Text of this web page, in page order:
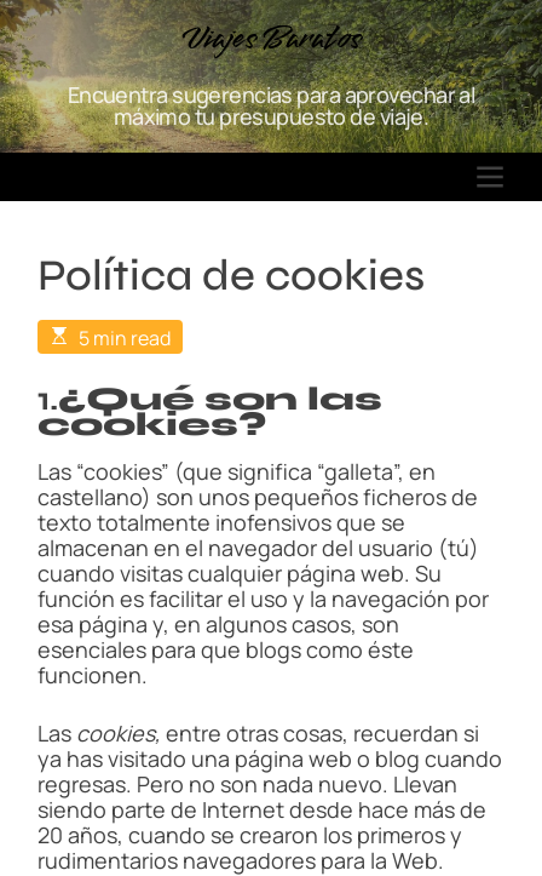
S
k
i
p
t
o
Viajes Baratos
Encuentra sugerencias para aprovechar al
máximo tu presupuesto de viaje.
M
E
Política de cookies
E
s
m
a
e
d
r
e
a
d
t
i
m
e
5 min read
1.¿Qué son las
cookies?
Las “cookies” (que significa “galleta”, en
castellano) son unos pequeños ficheros de
texto totalmente inofensivos que se
almacenan en el navegador del usuario (tú)
cuando visitas cualquier página web. Su
función es facilitar el uso y la navegación por
esa página y, en algunos casos, son
esenciales para que blogs como éste
funcionen.
Las cookies, entre otras cosas, recuerdan si
ya has visitado una página web o blog cuando
regresas. Pero no son nada nuevo. Llevan
siendo parte de Internet desde hace más de
20 años, cuando se crearon los primeros y
rudimentarios navegadores para la Web.